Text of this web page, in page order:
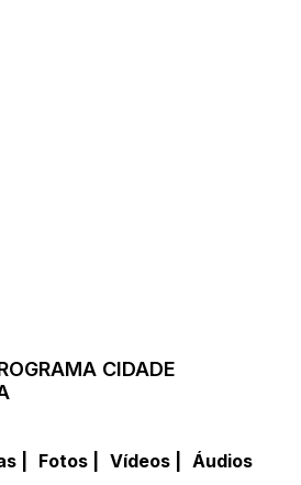
CIDADE
| Fotos | Vídeos | Áudios